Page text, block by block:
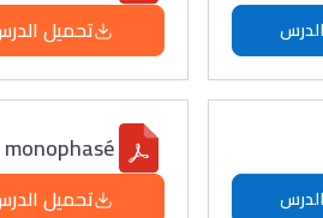
تحميل
تحميل